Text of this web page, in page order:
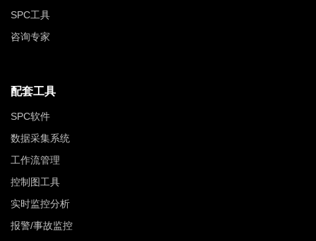
SPC工具
咨询专家
配套工具
SPC软件
数据采集系统
工作流管理
控制图工具
实时监控分析
报警/事故监控